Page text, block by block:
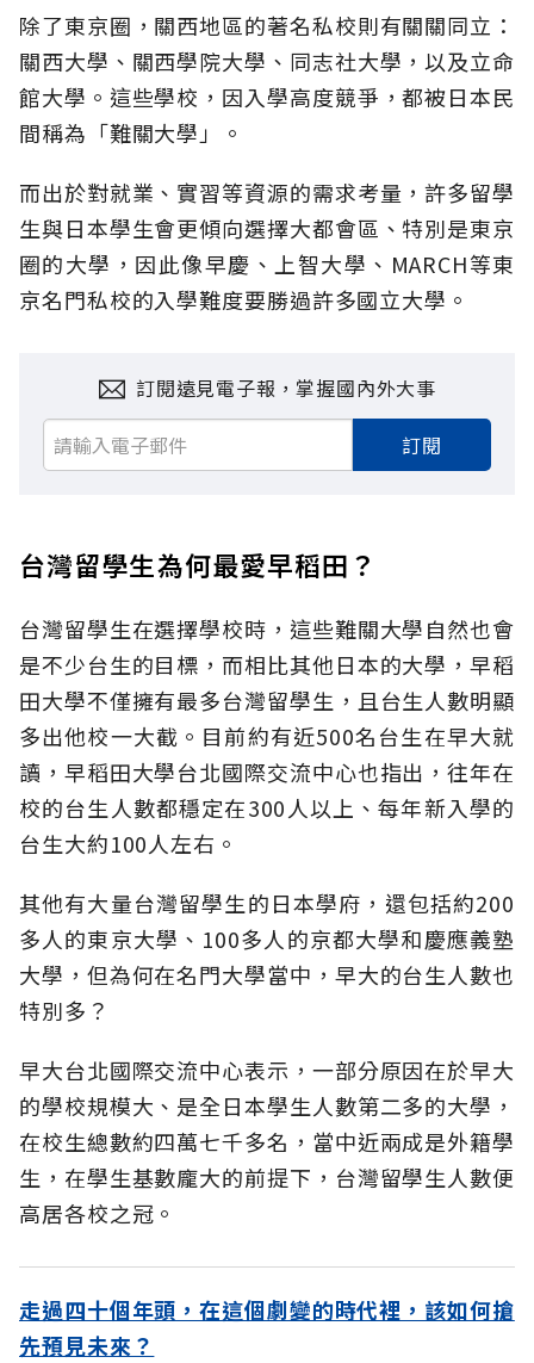
除了東京圈，關西地區的著名私校則有關關同立：
關西大學、關西學院大學、同志社大學，以及立命
館大學。這些學校，因入學高度競爭，都被日本民
間稱為「難關大學」。
而出於對就業、實習等資源的需求考量，許多留學
生與日本學生會更傾向選擇大都會區、特別是東京
圈的大學，因此像早慶、上智大學、MARCH等東
京名門私校的入學難度要勝過許多國立大學。
訂閱遠見電子報，掌握國內外大事
訂閱
台灣留學生為何最愛早稻田？
台灣留學生在選擇學校時，這些難關大學自然也會
是不少台生的目標，而相比其他日本的大學，早稻
田大學不僅擁有最多台灣留學生，且台生人數明顯
多出他校一大截。目前約有近500名台生在早大就
讀，早稻田大學台北國際交流中心也指出，往年在
校的台生人數都穩定在300人以上、每年新入學的
台生大約100人左右。
其他有大量台灣留學生的日本學府，還包括約200
多人的東京大學、100多人的京都大學和慶應義塾
大學，但為何在名門大學當中，早大的台生人數也
特別多？
早大台北國際交流中心表示，一部分原因在於早大
的學校規模大、是全日本學生人數第二多的大學，
在校生總數約四萬七千多名，當中近兩成是外籍學
生，在學生基數龐大的前提下，台灣留學生人數便
高居各校之冠。
走過四十個年頭，在這個劇變的時代裡，該如何搶
先預見未來？